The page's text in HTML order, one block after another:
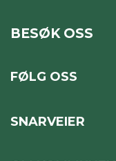
BESØK OSS
FØLG OSS
SNARVEIER